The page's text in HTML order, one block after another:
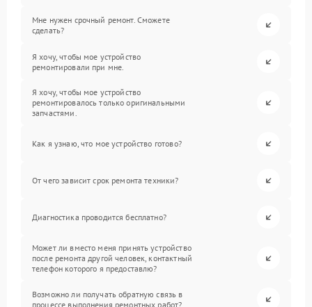
Мне нужен срочный ремонт. Сможете
сделать?
Я хочу, чтобы мое устройство
ремонтировали при мне.
Я хочу, чтобы мое устройство
ремонтировалось только оригинальными
запчастями.
Как я узнаю, что мое устройство готово?
От чего зависит срок ремонта техники?
Диагностика проводится бесплатно?
Может ли вместо меня принять устройство
после ремонта другой человек, контактный
телефон которого я предоставлю?
Возможно ли получать обратную связь в
процессе выполнения ремонтных работ?